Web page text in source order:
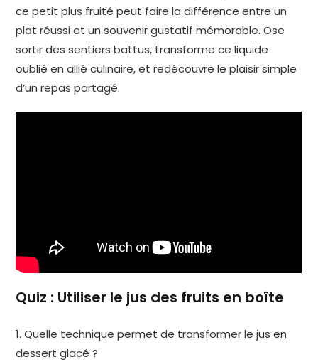
ce petit plus fruité peut faire la différence entre un
plat réussi et un souvenir gustatif mémorable. Ose
sortir des sentiers battus, transforme ce liquide
oublié en allié culinaire, et redécouvre le plaisir simple
d’un repas partagé.
Quiz : Utiliser le jus des fruits en boîte
1. Quelle technique permet de transformer le jus en
dessert glacé ?